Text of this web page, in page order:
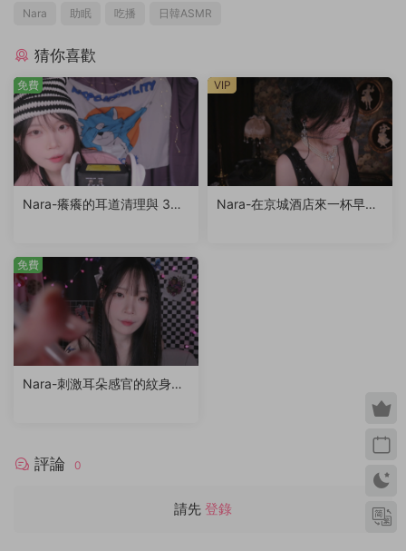
Nara 助眠 吃播 日韓ASMR
猜你喜歡
Nara-癢癢的耳道清理與 3Dio
免費
Nara-在京城酒店來一杯早餐
VIP
Nara-刺激耳朵感官的紋身情
免費
評論 0
請先 登錄